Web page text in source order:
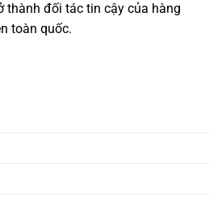
thành đối tác tin cậy của hàng
toàn quốc.